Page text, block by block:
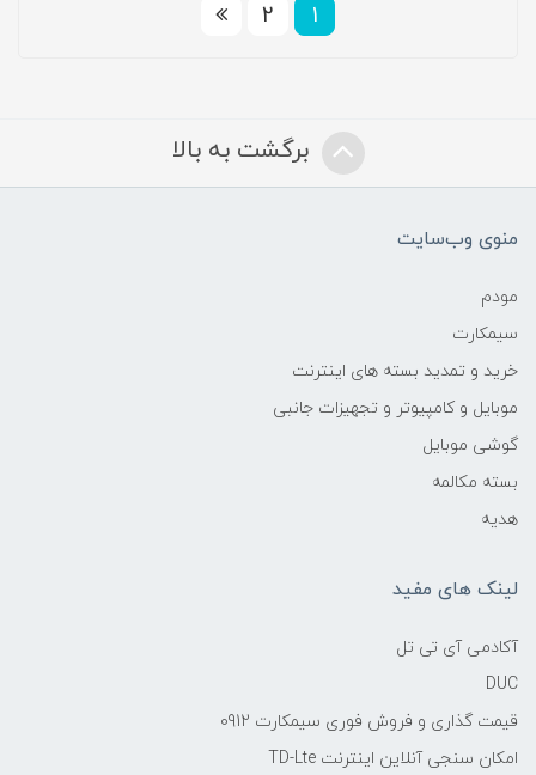
1
2
برگشت به بالا
منوی وب‌سایت
مودم
سیمکارت
خرید و تمدید بسته های اینترنت
موبایل و کامپیوتر و تجهیزات جانبی
گوشی موبایل
بسته مکالمه
هدیه
لینک های مفید
آکادمی آی تی تل
DUC
قیمت گذاری و فروش فوری سیمکارت 0912
امکان سنجی آنلاین اینترنت TD-Lte